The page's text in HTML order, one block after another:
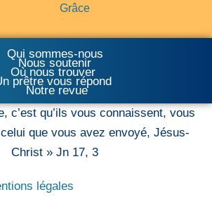
Grâce
Qui sommes-nous
Nous soutenir
Où nous trouver
prêtre vous répond
Notre revue
c’est qu’ils vous connaissent, vous
que vous avez envoyé, Jésus-
Christ » Jn 17, 3
légales